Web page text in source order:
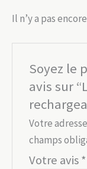
Il n’y a pas
Soyez le
avis sur
Votre
champs
Votre avis*